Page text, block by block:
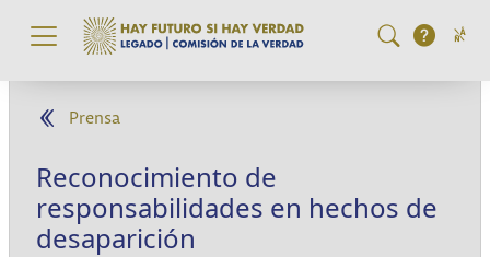
Pasar al contenido principal
Prensa
Reconocimiento de
responsabilidades en hechos de
desaparición